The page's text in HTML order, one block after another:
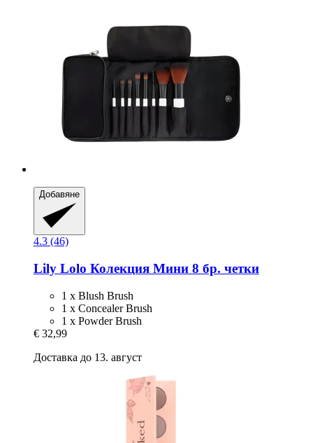
Добавяне
4.3 (46)
Lily Lolo Колекция Мини 8 бр. четки
1 x Blush Brush
1 x Concealer Brush
1 x Powder Brush
€ 32,99
Доставка до 13. август